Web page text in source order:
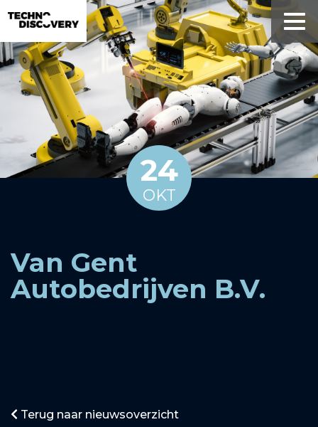
24
OKT
Van Gent
Autobedrijven B.V.
Terug naar nieuwsoverzicht